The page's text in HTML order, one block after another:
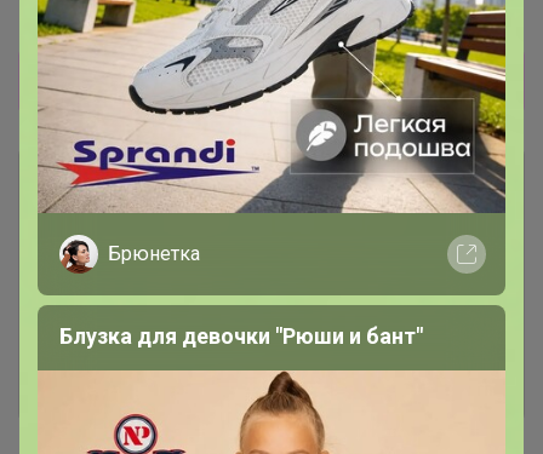
Новости
Поступление по плану 17.05-31.05
Описание
Условия участия
История проведённых выкупов
Брюнетка
Блузка для девочки "Рюши и бант"